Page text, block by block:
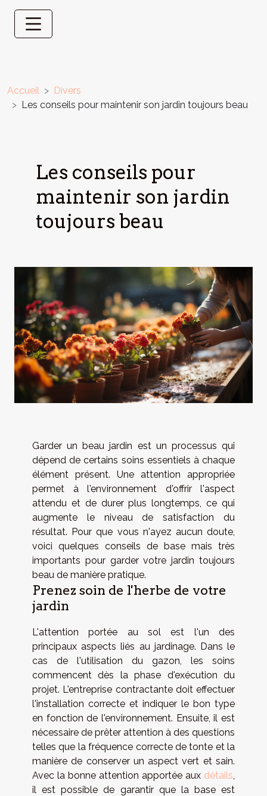
Accueil
Divers
Les conseils pour maintenir son jardin toujours beau
Les conseils pour
maintenir son jardin
toujours beau
Garder un beau jardin est un processus qui
dépend de certains soins essentiels à chaque
élément présent. Une attention appropriée
permet à l'environnement d'offrir l'aspect
attendu et de durer plus longtemps, ce qui
augmente le niveau de satisfaction du
résultat. Pour que vous n'ayez aucun doute,
voici quelques conseils de base mais très
importants pour garder votre jardin toujours
beau de manière pratique.
Prenez soin de l'herbe de votre
jardin
L'attention portée au sol est l'un des
principaux aspects liés au jardinage. Dans le
cas de l'utilisation du gazon, les soins
commencent dès la phase d'exécution du
projet. L'entreprise contractante doit effectuer
l'installation correcte et indiquer le bon type
en fonction de l'environnement. Ensuite, il est
nécessaire de prêter attention à des questions
telles que la fréquence correcte de tonte et la
manière de conserver un aspect vert et sain.
Avec la bonne attention apportée aux détails,
il est possible de garantir que la base est